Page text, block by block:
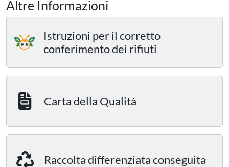
Altre Informazioni
Istruzioni per il corretto
conferimento dei rifiuti
Carta della Qualità
Raccolta differenziata conseguita